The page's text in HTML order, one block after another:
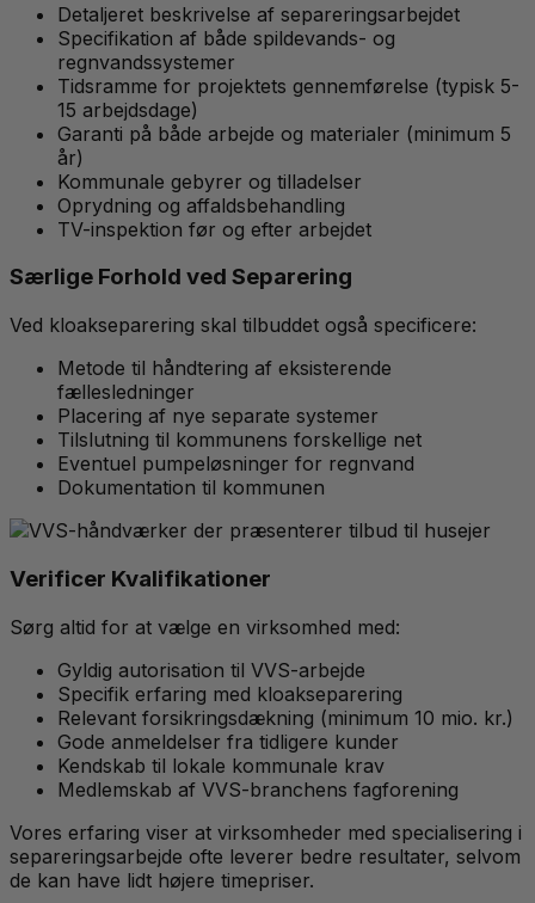
Detaljeret beskrivelse af separeringsarbejdet
Specifikation af både spildevands- og
regnvandssystemer
Tidsramme for projektets gennemførelse (typisk 5-
15 arbejdsdage)
Garanti på både arbejde og materialer (minimum 5
år)
Kommunale gebyrer og tilladelser
Oprydning og affaldsbehandling
TV-inspektion før og efter arbejdet
Særlige Forhold ved Separering
Ved kloakseparering skal tilbuddet også specificere:
Metode til håndtering af eksisterende
fællesledninger
Placering af nye separate systemer
Tilslutning til kommunens forskellige net
Eventuel pumpeløsninger for regnvand
Dokumentation til kommunen
Verificer Kvalifikationer
Sørg altid for at vælge en virksomhed med:
Gyldig autorisation til VVS-arbejde
Specifik erfaring med kloakseparering
Relevant forsikringsdækning (minimum 10 mio. kr.)
Gode anmeldelser fra tidligere kunder
Kendskab til lokale kommunale krav
Medlemskab af VVS-branchens fagforening
Vores erfaring viser at virksomheder med specialisering i
separeringsarbejde ofte leverer bedre resultater, selvom
de kan have lidt højere timepriser.